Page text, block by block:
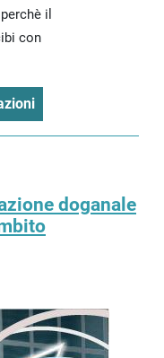
il
con
doganale